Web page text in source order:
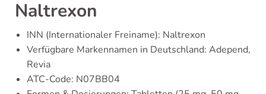
Naltrexon
INN (Internationaler Freiname): Naltrexon
Verfügbare Markennamen in Deutschland: Adepend,
Revia
ATC-Code: N07BB04